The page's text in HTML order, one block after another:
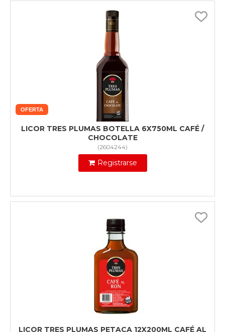
OFERTA
LICOR TRES PLUMAS BOTELLA 6X750ML CAFÉ /
CHOCOLATE
(2604244)
Registrarse
LICOR TRES PLUMAS PETACA 12X200ML CAFÉ AL